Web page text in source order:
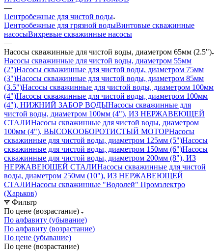
—
Центробежные для чистой воды
Центробежные для грязной водыВинтовые скважинные
насосыВихревые скважинные насосы
—
Насосы скважинные для чистой воды, диаметром 65мм (2.5")
Насосы скважинные для чистой воды, диаметром 55мм
(2")Насосы скважинные для чистой воды, диаметром 75мм
(3")Насосы скважинные для чистой воды, диаметром 85мм
(3.5")Насосы скважинные для чистой воды, диаметром 100мм
(4")Насосы скважинные для чистой воды, диаметром 100мм
(4"), НИЖНИЙ ЗАБОР ВОДЫНасосы скважинные для
чистой воды, диаметром 100мм (4"), ИЗ НЕРЖАВЕЮЩЕЙ
СТАЛИНасосы скважинные для чистой воды, диаметром
100мм (4"), ВЫСОКООБОРОТИСТЫЙ МОТОРНасосы
скважинные для чистой воды, диаметром 125мм (5")Насосы
скважинные для чистой воды, диаметром 150мм (6")Насосы
скважинные для чистой воды, диаметром 200мм (8"), ИЗ
НЕРЖАВЕЮЩЕЙ СТАЛИНасосы скважинные для чистой
воды, диаметром 250мм (10"), ИЗ НЕРЖАВЕЮЩЕЙ
СТАЛИНасосы скважинные "Водолей" Промэлектро
(Харьков)
Фильтр
По цене (возрастание)
По алфавиту (убывание)
По алфавиту (возрастание)
По цене (убывание)
По цене (возрастание)